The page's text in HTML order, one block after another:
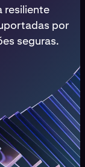
resiliente
por
seguras.